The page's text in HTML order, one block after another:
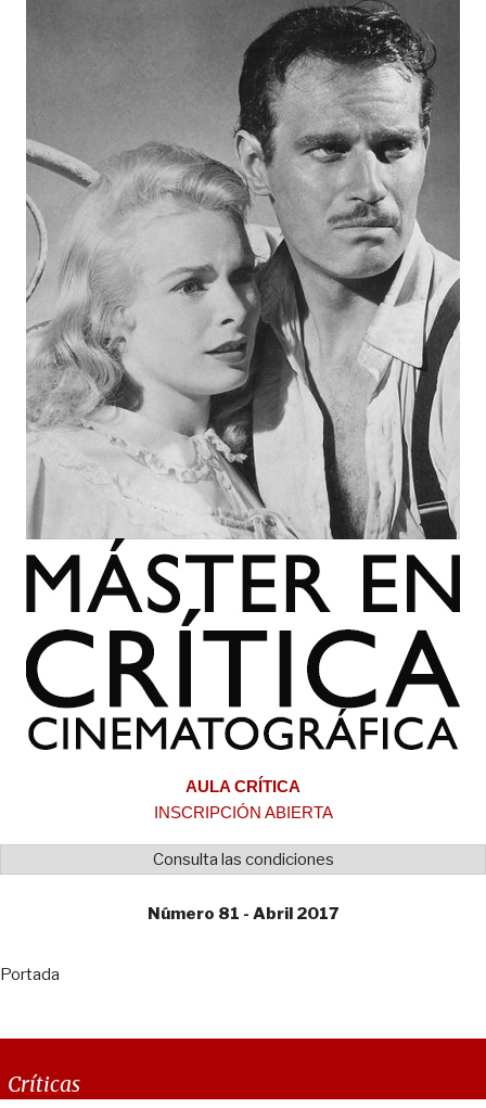
AULA CRÍTICA
INSCRIPCIÓN ABIERTA
Consulta las condiciones
Número 81 - Abril 2017
Portada
Críticas